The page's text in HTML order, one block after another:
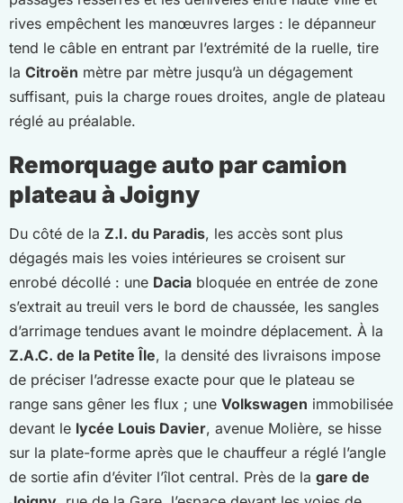
rives empêchent les manœuvres larges : le dépanneur
tend le câble en entrant par l’extrémité de la ruelle, tire
la Citroën mètre par mètre jusqu’à un dégagement
suffisant, puis la charge roues droites, angle de plateau
réglé au préalable.
Remorquage auto par camion
plateau à Joigny
Du côté de la Z.I. du Paradis, les accès sont plus
dégagés mais les voies intérieures se croisent sur
enrobé décollé : une Dacia bloquée en entrée de zone
s’extrait au treuil vers le bord de chaussée, les sangles
d’arrimage tendues avant le moindre déplacement. À la
Z.A.C. de la Petite Île, la densité des livraisons impose
de préciser l’adresse exacte pour que le plateau se
range sans gêner les flux ; une Volkswagen immobilisée
devant le lycée Louis Davier, avenue Molière, se hisse
sur la plate-forme après que le chauffeur a réglé l’angle
de sortie afin d’éviter l’îlot central. Près de la gare de